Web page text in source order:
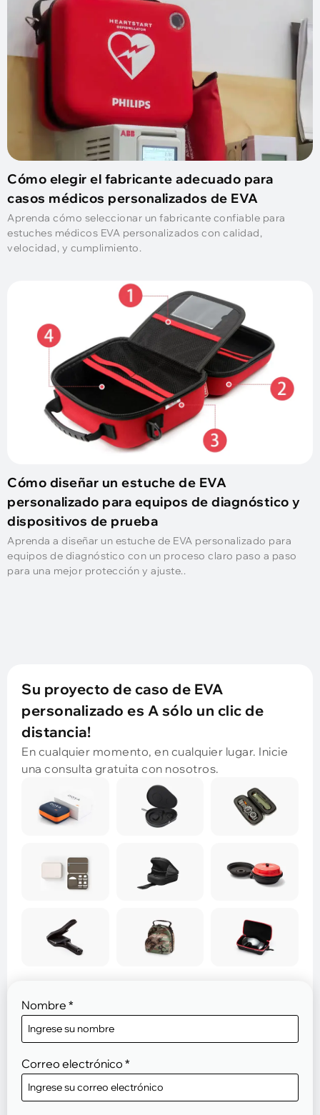
Cómo elegir el fabricante adecuado para
casos médicos personalizados de EVA
Aprenda cómo seleccionar un fabricante confiable para
estuches médicos EVA personalizados con calidad,
velocidad, y cumplimiento.
Cómo diseñar un estuche de EVA
personalizado para equipos de diagnóstico y
dispositivos de prueba
Aprenda a diseñar un estuche de EVA personalizado para
equipos de diagnóstico con un proceso claro paso a paso
para una mejor protección y ajuste..
Nombre *
Correo electrónico *
Su proyecto de caso de EVA
personalizado es A sólo un clic de
distancia!
En cualquier momento, en cualquier lugar. Inicie
una consulta gratuita con nosotros.